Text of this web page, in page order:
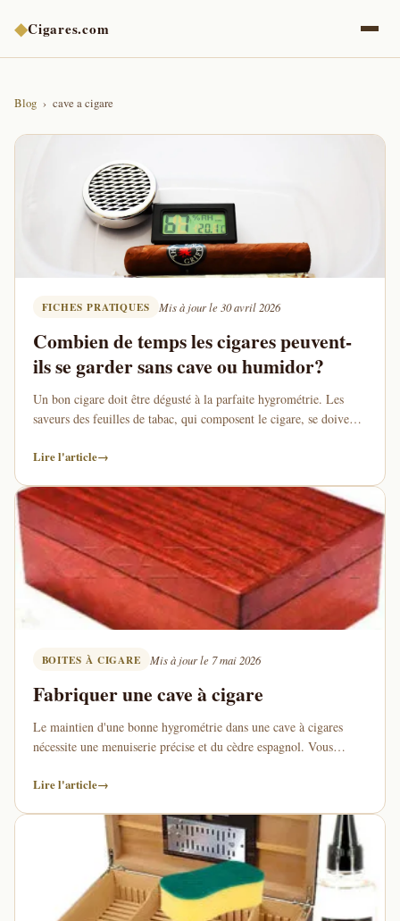
◆Cigares.com
Blog cave a cigare
FICHES PRATIQUES Mis à jour le 30 avril 2026
Combien de temps les cigares peuvent-
ils se garder sans cave ou humidor?
Un bon cigare doit être dégusté à la parfaite hygrométrie. Les
saveurs des feuilles de tabac, qui composent le cigare, se doivent
Lire l'article→
BOITES À CIGARE Mis à jour le 7 mai 2026
Fabriquer une cave à cigare
Le maintien d'une bonne hygrométrie dans une cave à cigares
nécessite une menuiserie précise et du cèdre espagnol. Vous
Lire l'article→